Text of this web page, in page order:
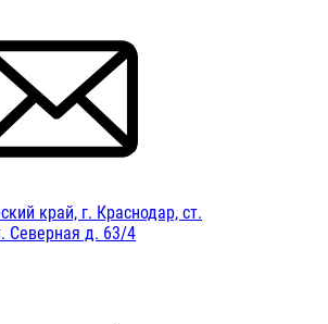
край, г. Краснодар, ст.
Северная д. 63/4